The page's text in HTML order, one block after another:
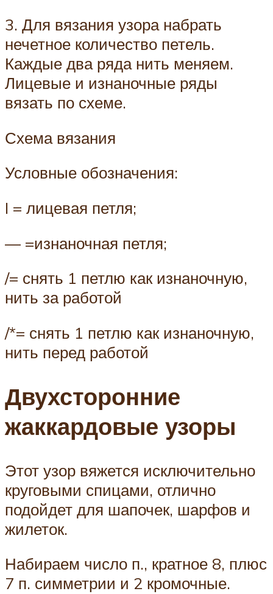
3. Для вязания узора набрать
нечетное количество петель.
Каждые два ряда нить меняем.
Лицевые и изнаночные ряды
вязать по схеме.
Схема вязания
Условные обозначения:
I = лицевая петля;
— =изнаночная петля;
/= снять 1 петлю как изнаночную,
нить за работой
/*= снять 1 петлю как изнаночную,
нить перед работой
Двухсторонние
жаккардовые узоры
Этот узор вяжется исключительно
круговыми спицами, отлично
подойдет для шапочек, шарфов и
жилеток.
Набираем число п., кратное 8, плюс
7 п. симметрии и 2 кромочные.